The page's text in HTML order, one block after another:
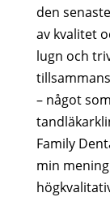
den
av kvalitet
lugn och
– något
Family
min